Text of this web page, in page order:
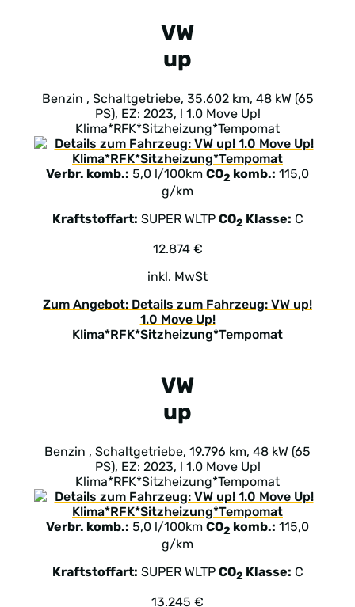
VW
up
Benzin , Schaltgetriebe, 35.602 km, 48 kW (65
PS), EZ: 2023, ! 1.0 Move Up!
Klima*RFK*Sitzheizung*Tempomat
Verbr. komb.: 5,0 l/100km CO2 komb.: 115,0
g/km
Kraftstoffart: SUPER WLTP CO2 Klasse: C
12.874 €
inkl. MwSt
Zum Angebot: Details zum Fahrzeug: VW up!
1.0 Move Up!
Klima*RFK*Sitzheizung*Tempomat
VW
up
Benzin , Schaltgetriebe, 19.796 km, 48 kW (65
PS), EZ: 2023, ! 1.0 Move Up!
Klima*RFK*Sitzheizung*Tempomat
Verbr. komb.: 5,0 l/100km CO2 komb.: 115,0
g/km
Kraftstoffart: SUPER WLTP CO2 Klasse: C
13.245 €